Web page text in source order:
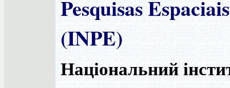
Pesquisas Espaciais
(INPE)
Національний